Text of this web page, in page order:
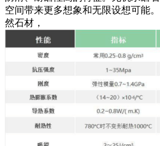
空间带来更多想象和无限设想可能
然石材，